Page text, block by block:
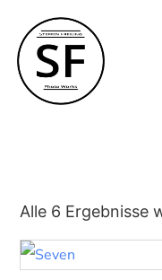
Alle 6 Ergebnisse